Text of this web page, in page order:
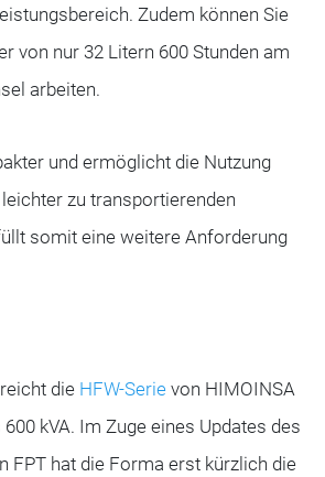
Zudem können Sie
von nur 32 Litern 600 Stunden am
arbeiten.
und ermöglicht die Nutzung
zu transportierenden
somit eine weitere Anforderung
die HFW-Serie von HIMOINSA
kVA. Im Zuge eines Updates des
FPT hat die Forma erst kürzlich die